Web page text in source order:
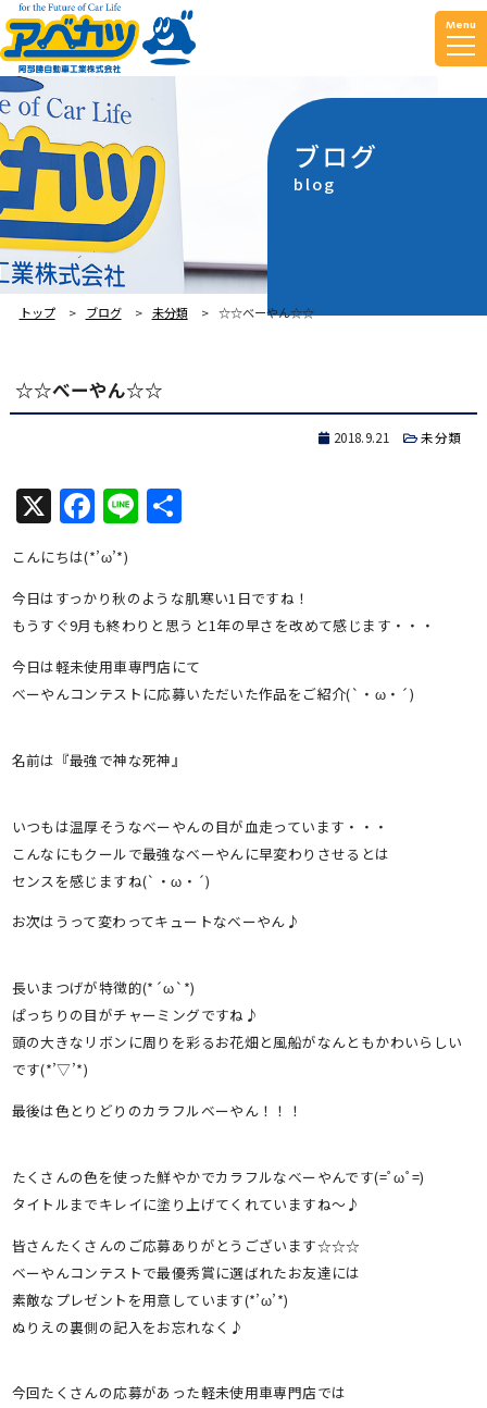
Menu
ブログ
blog
トップ ブログ 未分類 ☆☆べーやん☆☆
☆☆べーやん☆☆
2018.9.21 未分類
X Facebook
Line共
こんにちは(*’ω’*)
今日はすっかり秋のような肌寒い1日ですね！
もうすぐ9月も終わりと思うと1年の早さを改めて感じます・・・
今日は軽未使用車専門店にて
べーやんコンテストに応募いただいた作品をご紹介(`・ω・´)
名前は『最強で神な死神』
いつもは温厚そうなべーやんの目が血走っています・・・
こんなにもクールで最強なべーやんに早変わりさせるとは
センスを感じますね(`・ω・´)
お次はうって変わってキュートなベーやん♪
長いまつげが特徴的(*´ω`*)
ぱっちりの目がチャーミングですね♪
頭の大きなリボンに周りを彩るお花畑と風船がなんともかわいらしい
です(*’▽’*)
最後は色とりどりのカラフルベーやん！！！
たくさんの色を使った鮮やかでカラフルなべーやんです(=ﾟωﾟ=)
タイトルまでキレイに塗り上げてくれていますね～♪
皆さんたくさんのご応募ありがとうございます☆☆☆
ベーやんコンテストで最優秀賞に選ばれたお友達には
素敵なプレゼントを用意しています(*’ω’*)
ぬりえの裏側の記入をお忘れなく♪
今回たくさんの応募があった軽未使用車専門店では